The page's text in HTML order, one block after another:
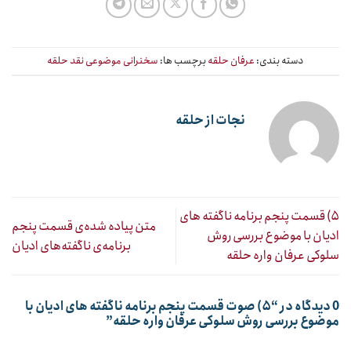
دسته بندی: عرفان حلقهبرچسب ها: سخنرانی موضوعی نقد حلقه
نجات از حلقه
۵) قسمت پنجم برنامه ناگفته های
ادیان با موضوع بررسی روش
سلوکی عرفان واره حلقه
متن پیاده شده‌ی قسمت پنجم
برنامه‌ی ناگفته‌های ادیان
0 دیدگاه در “ ۵) صوت قسمت پنجم برنامه ناگفته های ادیان با
موضوع بررسی روش سلوکی عرفان واره حلقه”